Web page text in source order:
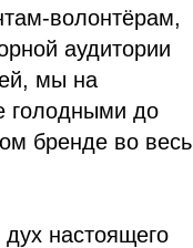
волонтёрам,
аудитории
мы на
голодными до
бренде во весь
настоящего